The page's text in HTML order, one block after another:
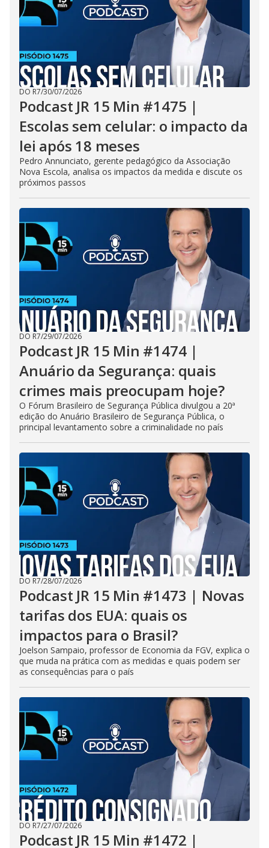
DO R7/30/07/2026
Podcast JR 15 Min #1475 |
Escolas sem celular: o impacto da
lei após 18 meses
Pedro Annunciato, gerente pedagógico da Associação
Nova Escola, analisa os impactos da medida e discute os
próximos passos
DO R7/29/07/2026
Podcast JR 15 Min #1474 |
Anuário da Segurança: quais
crimes mais preocupam hoje?
O Fórum Brasileiro de Segurança Pública divulgou a 20ª
edição do Anuário Brasileiro de Segurança Pública, o
principal levantamento sobre a criminalidade no país
DO R7/28/07/2026
Podcast JR 15 Min #1473 | Novas
tarifas dos EUA: quais os
impactos para o Brasil?
Joelson Sampaio, professor de Economia da FGV, explica o
que muda na prática com as medidas e quais podem ser
as consequências para o país
DO R7/27/07/2026
Podcast JR 15 Min #1472 |